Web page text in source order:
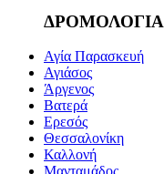
ΔΡΟΜΟΛΟΓΙΑ
Αγία Παρασκευή
Αγιάσος
Άργενος
Βατερά
Ερεσός
Θεσσαλονίκη
Καλλονή